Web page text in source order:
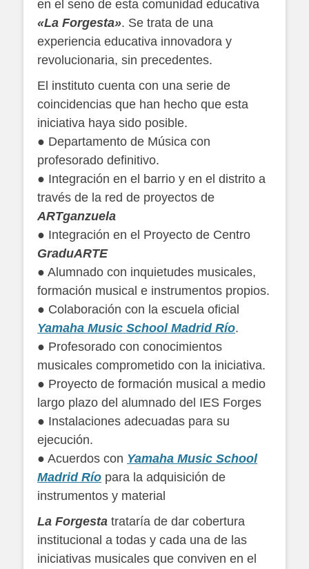
en el seno de esta comunidad educativa
«La Forgesta». Se trata de una
experiencia educativa innovadora y
revolucionaria, sin precedentes.
El instituto cuenta con una serie de
coincidencias que han hecho que esta
iniciativa haya sido posible.
● Departamento de Música con
profesorado definitivo.
● Integración en el barrio y en el distrito a
través de la red de proyectos de
ARTganzuela
● Integración en el Proyecto de Centro
GraduARTE
● Alumnado con inquietudes musicales,
formación musical e instrumentos propios.
● Colaboración con la escuela oficial
Yamaha Music School Madrid Río.
● Profesorado con conocimientos
musicales comprometido con la iniciativa.
● Proyecto de formación musical a medio
largo plazo del alumnado del IES Forges
● Instalaciones adecuadas para su
ejecución.
● Acuerdos con Yamaha Music School
Madrid Río para la adquisición de
instrumentos y material
La Forgesta trataría de dar cobertura
institucional a todas y cada una de las
iniciativas musicales que conviven en el